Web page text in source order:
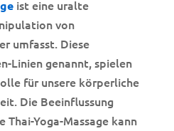
ist eine uralte
von
umfasst. Diese
Linien genannt, spielen
für unsere körperliche
Die Beeinflussung
Thai-Yoga-Massage kann